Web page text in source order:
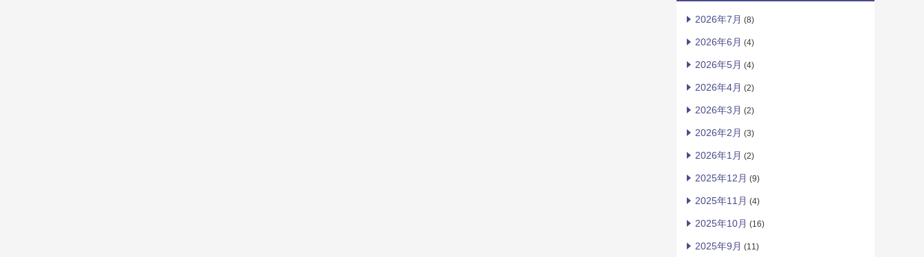
2026年7月 (8)
2026年6月 (4)
2026年5月 (4)
2026年4月 (2)
2026年3月 (2)
2026年2月 (3)
2026年1月 (2)
2025年12月 (9)
2025年11月 (4)
2025年10月 (16)
2025年9月 (11)